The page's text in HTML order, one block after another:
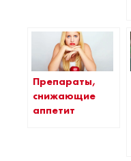
Препараты,
снижающие
аппетит